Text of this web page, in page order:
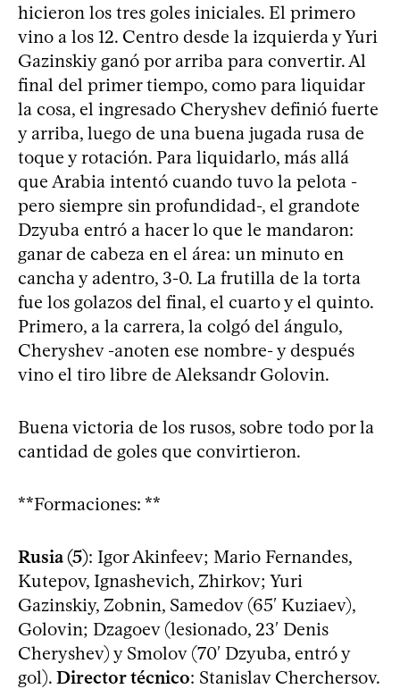
hicieron los tres goles iniciales. El primero
vino a los 12. Centro desde la izquierda y Yuri
Gazinskiy ganó por arriba para convertir. Al
final del primer tiempo, como para liquidar
la cosa, el ingresado Cheryshev definió fuerte
y arriba, luego de una buena jugada rusa de
toque y rotación. Para liquidarlo, más allá
que Arabia intentó cuando tuvo la pelota -
pero siempre sin profundidad-, el grandote
Dzyuba entró a hacer lo que le mandaron:
ganar de cabeza en el área: un minuto en
cancha y adentro, 3-0. La frutilla de la torta
fue los golazos del final, el cuarto y el quinto.
Primero, a la carrera, la colgó del ángulo,
Cheryshev -anoten ese nombre- y después
vino el tiro libre de Aleksandr Golovin.
Buena victoria de los rusos, sobre todo por la
cantidad de goles que convirtieron.
**Formaciones: **
Rusia (5): Igor Akinfeev; Mario Fernandes,
Kutepov, Ignashevich, Zhirkov; Yuri
Gazinskiy, Zobnin, Samedov (65′ Kuziaev),
Golovin; Dzagoev (lesionado, 23′ Denis
Cheryshev) y Smolov (70′ Dzyuba, entró y
gol). Director técnico: Stanislav Cherchersov.